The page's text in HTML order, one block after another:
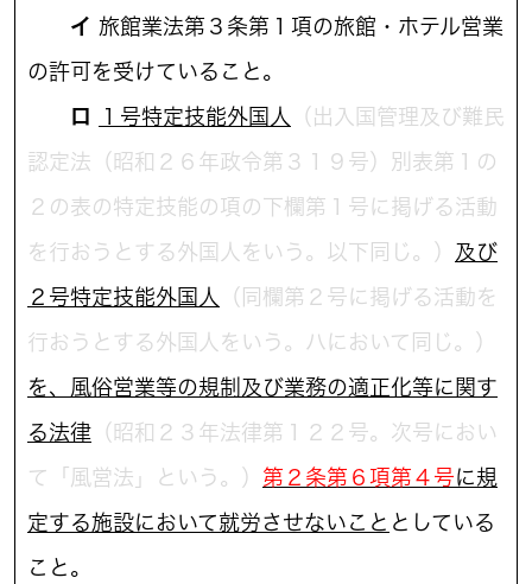
イ 旅館業法第３条第１項の旅館・ホテル営業
の許可を受けていること。
ロ １号特定技能外国人 （出入国管理及び難民
認定法（昭和２６年政令第３１９号）別表第１の
２の表の特定技能の項の下欄第１号に掲げる活動
を行おうとする外国人をいう。以下同じ。） 及び
２号特定技能外国人 （同欄第２号に掲げる活動を
行おうとする外国人をいう。ハにおいて同じ。）
を、風俗営業等の規制及び業務の適正化等に関す
る法律 （昭和２３年法律第１２２号。次号におい
て「風営法」という。） 第２条第６項第４号に規
定する施設において就労させないこと としている
こと。